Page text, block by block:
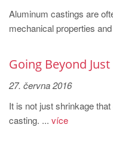
MAGMA South-
PT
MAGMA Türkiye
TR
Aluminum castings are
mechanical properties
Going Beyond
27. června 2016
It is not just shrinkage
casting. ... více